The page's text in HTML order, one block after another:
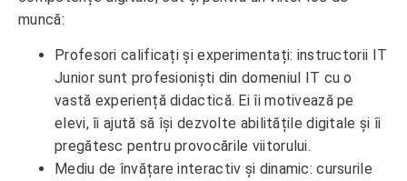
muncă:
Profesori calificați și experimentați: instructorii IT
Junior sunt profesioniști din domeniul IT cu o
vastă experiență didactică. Ei îi motivează pe
elevi, îi ajută să își dezvolte abilitățile digitale și îi
pregătesc pentru provocările viitorului.
Mediu de învățare interactiv și dinamic: cursurile